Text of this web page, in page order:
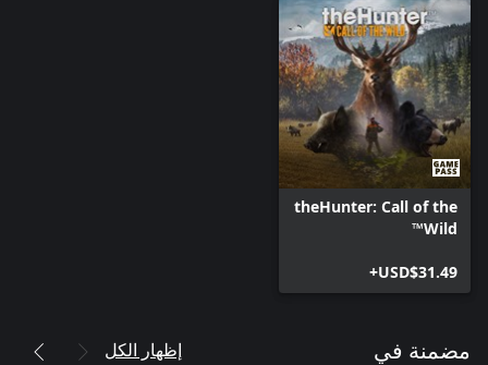
theHunter: Call of the
Wild™
USD$31.49+
مضمنة في إظهار الكل